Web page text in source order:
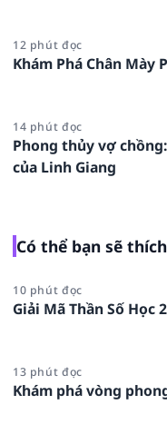
12 phút đọc
Khám Phá Chân Mày
14 phút đọc
Phong thủy vợ
của Linh Giang
Có thể bạn sẽ thích
10 phút đọc
Giải Mã Thần Số Học
13 phút đọc
Khám phá vòng